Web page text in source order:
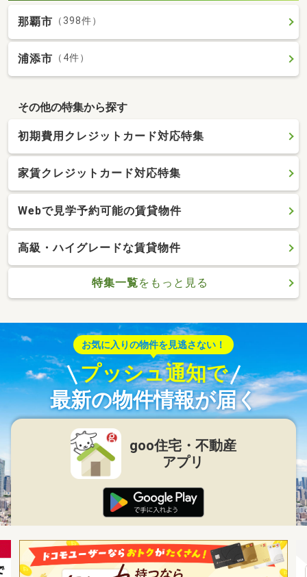
那覇市 （398件）
浦添市 （4件）
その他の特集から探す
初期費用クレジットカード対応特集
家賃クレジットカード対応特集
Webで見学予約可能の賃貸物件
高級・ハイグレードな賃貸物件
特集一覧をもっと見る
お気に入りの物件を見逃さない！
プッシュ通知で
最新の物件情報が届く
goo住宅・不動産
アプリ